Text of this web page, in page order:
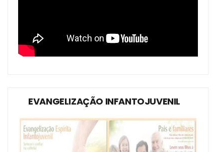
EVANGELIZAÇÃO INFANTOJUVENIL